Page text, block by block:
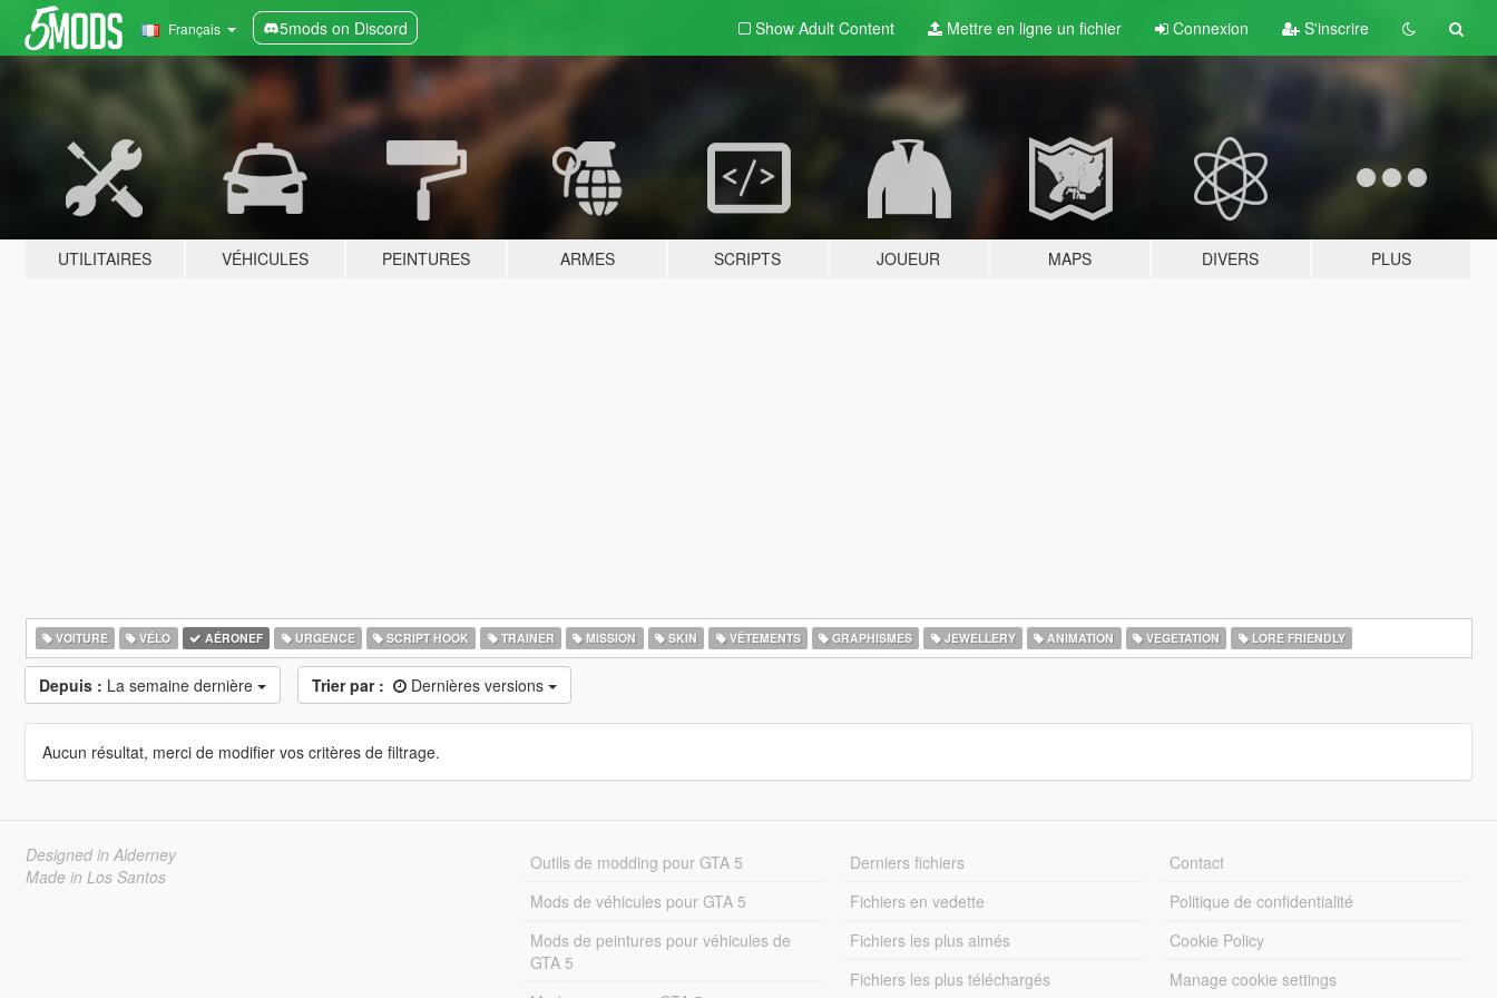
Français 5mods on Discord Show Adult Content Mettre en ligne un fichier Connexion S'inscrire
UTILITAIRES VÉHICULES PEINTURES ARMES SCRIPTS JOUEUR MAPS DIVERS PLUS
VOITURE VÉLO AÉRONEF URGENCE SCRIPT HOOK TRAINER MISSION SKIN VÊTEMENTS GRAPHISMES JEWELLERY ANIMATION VEGETATION LORE FRIENDLY
Depuis : La semaine dernière Trier par : Dernières versions
Aucun résultat, merci de modifier vos critères de filtrage.
Designed in Alderney
Made in Los Santos
Outils de modding pour GTA 5
Mods de véhicules pour GTA 5
Mods de peintures pour véhicules de
GTA 5
Derniers fichiers
Fichiers en vedette
Fichiers les plus aimés
Fichiers les plus téléchargés
Contact
Politique de confidentialité
Cookie Policy
Manage cookie settings